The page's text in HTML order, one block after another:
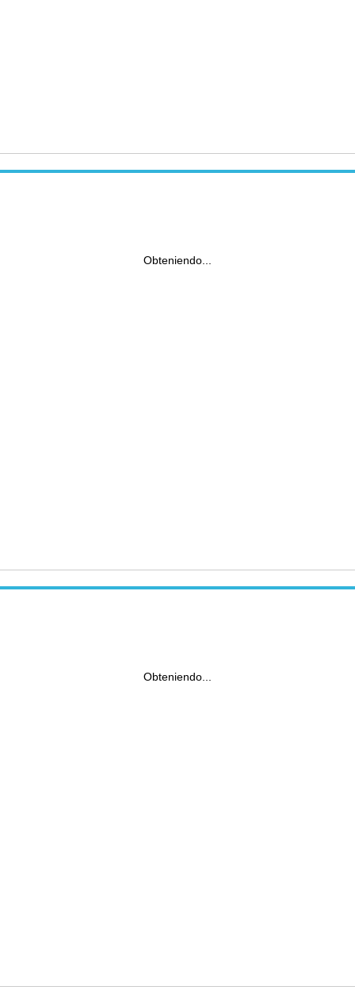
Obteniendo...
Obteniendo...